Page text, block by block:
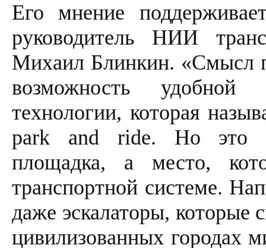
Его мнение
руководитель НИИ
Михаил Блинкин. «Смысл
возможность удобной
технологии, которая
park and ride. Но это
площадка, а место,
транспортной системе.
даже эскалаторы, которые
цивилизованных городах